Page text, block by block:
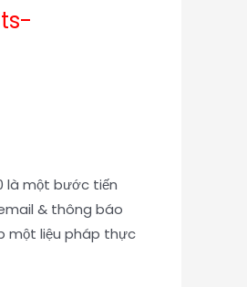
là một bước tiến
& thông báo
một liệu pháp thực